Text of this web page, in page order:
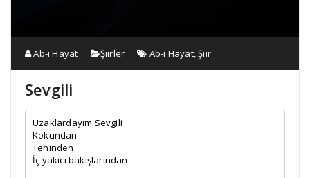
Ab-ı Hayat Şiirler Ab-ı Hayat,Şiir
Sevgili
Uzaklardayım Sevgili
Kokundan
Teninden
İç yakıcı bakışlarından